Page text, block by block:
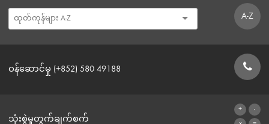
A-Z
ဝန်ဆောင်မှု (+852) 580 49188
သုံးစွဲမှုတွက်ချက်စက်